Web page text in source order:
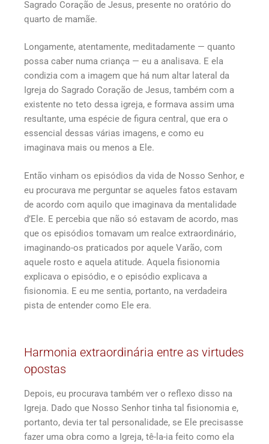
Sagrado Coração de Jesus, presente no oratório do
quarto de mamãe.
Longamente, atentamente, meditadamente — quanto
possa caber numa criança — eu a analisava. E ela
condizia com a imagem que há num altar lateral da
Igreja do Sagrado Coração de Jesus, também com a
existente no teto dessa igreja, e formava assim uma
resultante, uma espécie de figura central, que era o
essencial dessas várias imagens, e como eu
imaginava mais ou menos a Ele.
Então vinham os episódios da vida de Nosso Senhor, e
eu procurava me perguntar se aqueles fatos estavam
de acordo com aquilo que imaginava da mentalidade
d’Ele. E percebia que não só estavam de acordo, mas
que os episódios tomavam um realce extraordinário,
imaginando-os praticados por aquele Varão, com
aquele rosto e aquela atitude. Aquela fisionomia
explicava o episódio, e o episódio explicava a
fisionomia. E eu me sentia, portanto, na verdadeira
pista de entender como Ele era.
Harmonia extraordinária entre as virtudes
opostas
Depois, eu procurava também ver o reflexo disso na
Igreja. Dado que Nosso Senhor tinha tal fisionomia e,
portanto, devia ter tal personalidade, se Ele precisasse
fazer uma obra como a Igreja, tê-la-ia feito como ela